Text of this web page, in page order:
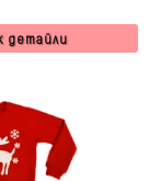
детайли